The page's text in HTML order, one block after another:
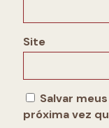
Site
Salvar
próxima vez